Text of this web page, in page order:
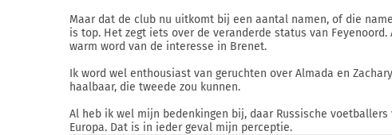
Maar dat de club nu uitkomt bij een aantal namen, of die
is top. Het zegt iets over de veranderde status van
warm word van de interesse in Brenet.
Ik word wel enthousiast van geruchten over Almada en
haalbaar, die tweede zou kunnen.
Al heb ik wel mijn bedenkingen bij, daar Russische voetballers
Europa. Dat is in ieder geval mijn perceptie.